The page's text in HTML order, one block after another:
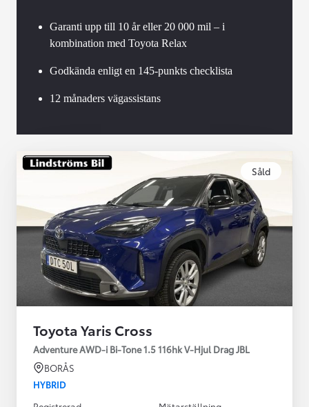
Garanti upp till 10 år eller 20 000 mil – i
kombination med Toyota Relax
Godkända enligt en 145-punkts checklista
12 månaders vägassistans
Såld
Toyota Yaris Cross
Adventure AWD-i Bi-Tone 1.5 116hk V-Hjul Drag JBL
BORÅS
HYBRID